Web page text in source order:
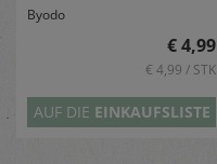
Byodo
€ 4,99
€ 4,99 / STK
AUF DIE EINKAUFSLISTE